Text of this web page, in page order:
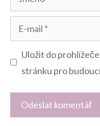
mail
Uložit do
stránku pro